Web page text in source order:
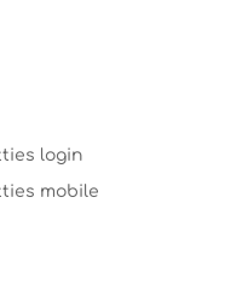
login
mobile